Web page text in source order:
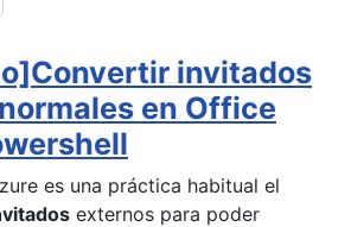
invitados
en Office
es una práctica habitual el
externos para poder